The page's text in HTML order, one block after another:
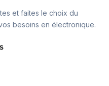
et faites le choix du
besoins en électronique.